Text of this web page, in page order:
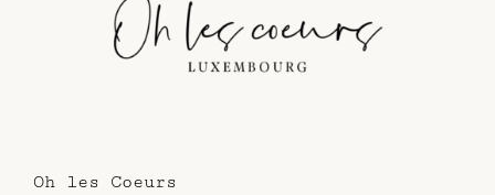
Oh les Coeurs